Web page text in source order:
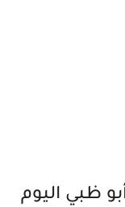
ظبي اليوم